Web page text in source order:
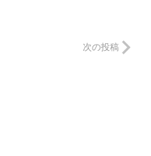
次の投稿